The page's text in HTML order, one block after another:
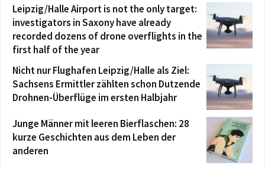
Leipzig/Halle Airport is not the only target:
investigators in Saxony have already
recorded dozens of drone overflights in the
first half of the year
Nicht nur Flughafen Leipzig/Halle als Ziel:
Sachsens Ermittler zählten schon Dutzende
Drohnen-Überflüge im ersten Halbjahr
Junge Männer mit leeren Bierflaschen: 28
kurze Geschichten aus dem Leben der
anderen